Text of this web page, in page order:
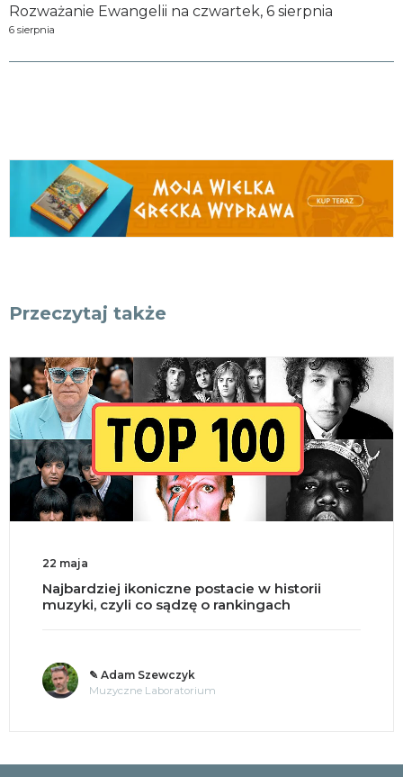
Rozważanie Ewangelii na czwartek, 6 sierpnia
6 sierpnia
Przeczytaj także
Split brain, czyli co się dzieje po
mózgu na pół?
✎ o. Andrzej Jastrzębski OMI
Tajemnice umysłu